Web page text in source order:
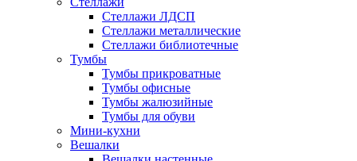
Стеллажи ЛДСП
Стеллажи металлические
Стеллажи библиотечные
Тумбы
Тумбы прикроватные
Тумбы офисные
Тумбы жалюзийные
Тумбы для обуви
Мини-кухни
Вешалки